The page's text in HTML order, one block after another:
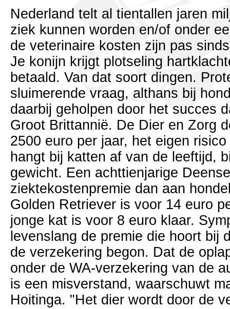
Nederland telt al tientallen jaren
ziek kunnen worden en/of onder
de veterinaire kosten zijn pas
Je konijn krijgt plotseling
betaald. Van dat soort dingen.
sluimerende vraag, althans bij
daarbij geholpen door het succes
Groot Brittannië. De Dier en Zorg
2500 euro per jaar, het eigen
hangt bij katten af van de leeftijd,
gewicht. Een achttienjarige
ziektekostenpremie dan aan
Golden Retriever is voor 14 euro
jonge kat is voor 8 euro klaar.
levenslang de premie die hoort bij
de verzekering begon. Dat de
onder de WA-verzekering van de
is een misverstand, waarschuwt
Hoitinga. "Het dier wordt door de